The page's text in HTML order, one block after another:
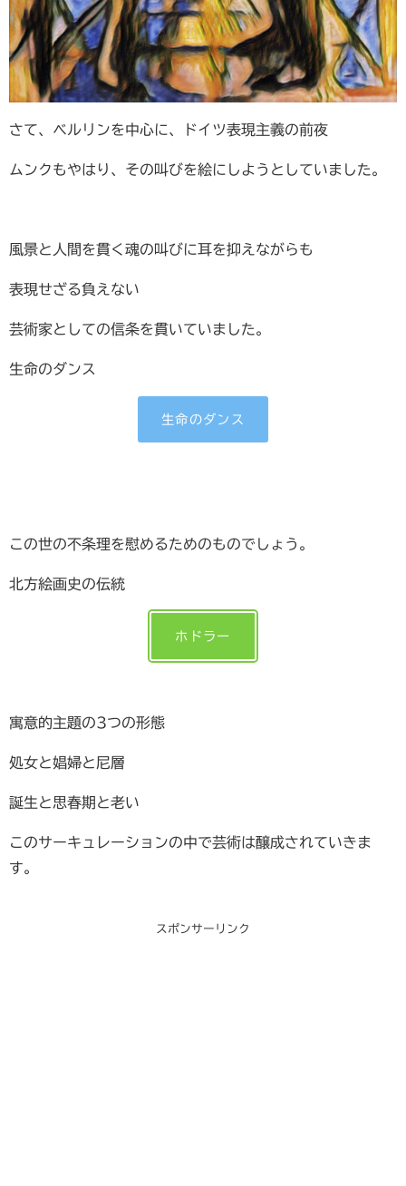
さて、ベルリンを中心に、ドイツ表現主義の前夜
ムンクもやはり、その叫びを絵にしようとしていました。
風景と人間を貫く魂の叫びに耳を抑えながらも
表現せざる負えない
芸術家としての信条を貫いていました。
生命のダンス
生命のダンス
この世の不条理を慰めるためのものでしょう。
北方絵画史の伝統
ホドラー
寓意的主題の3つの形態
処女と娼婦と尼層
誕生と思春期と老い
このサーキュレーションの中で芸術は醸成されていきま
す。
スポンサーリンク